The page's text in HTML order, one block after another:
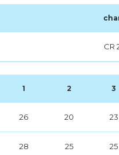
CR
1 2 3
26 20 23
28 25 25